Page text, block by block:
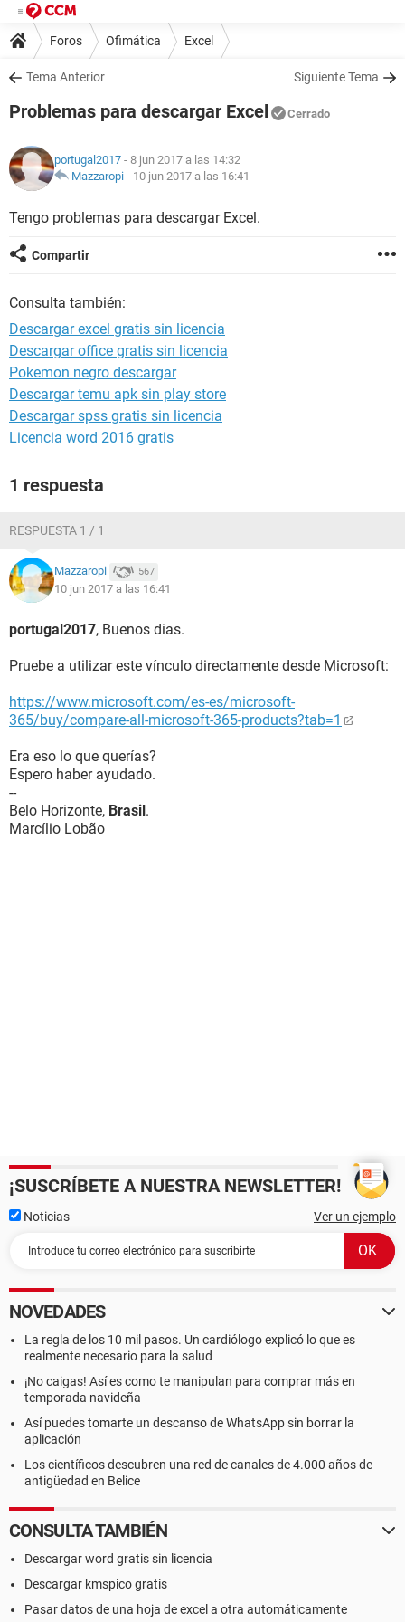
Foros Ofimática Excel
Tema Anterior Siguiente Tema
Problemas para descargar Excel Cerrado
portugal2017 - 8 jun 2017 a las 14:32
Mazzaropi - 10 jun 2017 a las 16:41
Tengo problemas para descargar Excel.
Compartir
Consulta también:
Descargar excel gratis sin licencia
Descargar office gratis sin licencia
Pokemon negro descargar
Descargar temu apk sin play store
Descargar spss gratis sin licencia
Licencia word 2016 gratis
1 respuesta
RESPUESTA 1 / 1
Mazzaropi 567
10 jun 2017 a las 16:41
portugal2017, Buenos dias.
Pruebe a utilizar este vínculo directamente desde Microsoft:
https://www.microsoft.com/es-es/microsoft-
365/buy/compare-all-microsoft-365-products?tab=1
Era eso lo que querías?
Espero haber ayudado.
--
Belo Horizonte, Brasil.
Marcílio Lobão
¡SUSCRÍBETE A NUESTRA NEWSLETTER!
Noticias Ver un ejemplo
NOVEDADES
La regla de los 10 mil pasos. Un cardiólogo explicó lo que es
realmente necesario para la salud
¡No caigas! Así es como te manipulan para comprar más en
temporada navideña
Así puedes tomarte un descanso de WhatsApp sin borrar la
aplicación
Los científicos descubren una red de canales de 4.000 años de
antigüedad en Belice
CONSULTA TAMBIÉN
Descargar word gratis sin licencia
Descargar kmspico gratis
Pasar datos de una hoja de excel a otra automáticamente